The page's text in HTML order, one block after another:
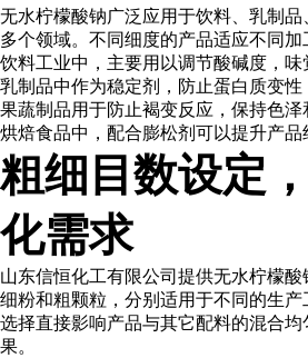
无水柠檬酸钠广泛应用于饮料、乳制
多个领域。不同细度的产品适应不同加
饮料工业中，主要用以调节酸碱度，味
乳制品中作为稳定剂，防止蛋白质变性
果蔬制品用于防止褐变反应，保持色泽
烘焙食品中，配合膨松剂可以提升产品
粗细目数设定
化需求
山东信恒化工有限公司提供无水柠檬
细粉和粗颗粒，分别适用于不同的生
选择直接影响产品与其它配料的混合
果。